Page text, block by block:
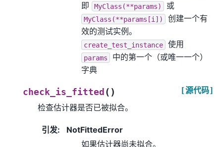
即
MyClass(**params) 或
MyClass(**params[i])
创建一个有
效的测试实例。
create_test_instance 使用
params
中的第一个（或唯一一个）
字典
check_is_fitted ( ) [源代码]
检查估计器是否已被拟合。
引发:
NotFittedError
如果估计器尚未拟合。